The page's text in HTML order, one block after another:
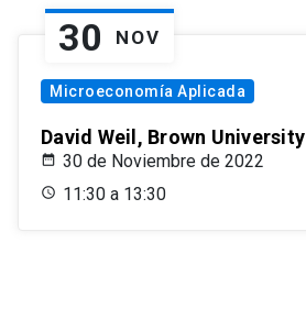
30 NOV
Microeconomía Aplicada
David Weil, Brown University
30 de Noviembre de 2022
11:30 a 13:30